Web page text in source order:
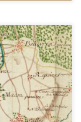
: le
sur celui-ci
son travail
classiques. Après